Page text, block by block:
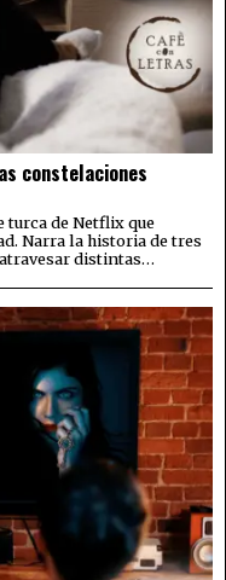
constelaciones
turca de Netflix que
Narra la historia de tres
distintas…